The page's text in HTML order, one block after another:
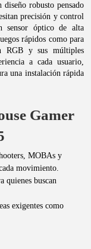
robusto pensado
precisión y control
sensor óptico de alta
rápidos como para
RGB y sus múltiples
a cada usuario,
una instalación rápida
Gamer
MOBAs y
movimiento.
quienes buscan
exigentes como